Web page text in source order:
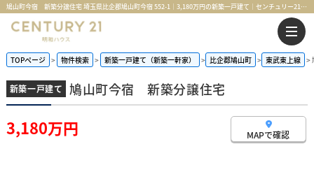
鳩山町今宿 新築分譲住宅 埼玉県比企郡鳩山町今宿 552-1｜3,180万円の新築一戸建て｜センチュリー21明和ハウス
TOPページ 物件検索 新築一戸建て（新築一軒家） 比企郡鳩山町 東武東上線
新築一戸建て 鳩山町今宿 新築分譲住宅
3,180万円 MAPで確認